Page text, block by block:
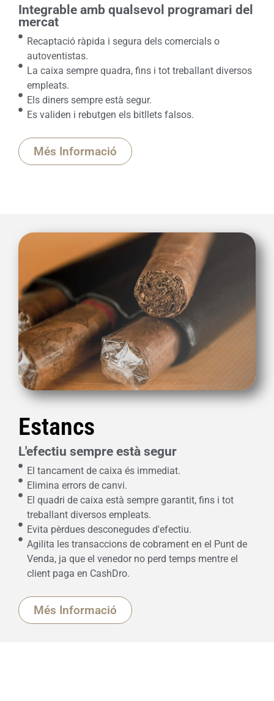
Integrable amb qualsevol programari del
mercat
Recaptació ràpida i segura dels comercials o
autoventistas.
La caixa sempre quadra, fins i tot treballant diversos
empleats.
Els diners sempre està segur.
Es validen i rebutgen els bitllets falsos.
Més Informació
Estancs
L'efectiu sempre està segur
El tancament de caixa és immediat.
Elimina errors de canvi.
El quadri de caixa està sempre garantit, fins i tot
treballant diversos empleats.
Evita pèrdues desconegudes d'efectiu.
Agilita les transaccions de cobrament en el Punt de
Venda, ja que el venedor no perd temps mentre el
client paga en CashDro.
Més Informació